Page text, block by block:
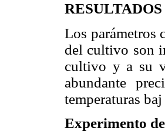
Los parámetros
del cultivo son
cultivo y a su
abundante
temperaturas
Experimento